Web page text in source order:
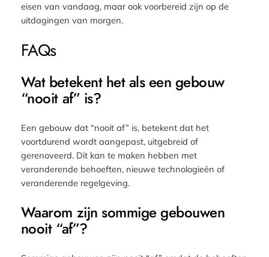
eisen van vandaag, maar ook voorbereid zijn op de
uitdagingen van morgen.
FAQs
Wat betekent het als een gebouw
“nooit af” is?
Een gebouw dat “nooit af” is, betekent dat het
voortdurend wordt aangepast, uitgebreid of
gerenoveerd. Dit kan te maken hebben met
veranderende behoeften, nieuwe technologieën of
veranderende regelgeving.
Waarom zijn sommige gebouwen
nooit “af”?